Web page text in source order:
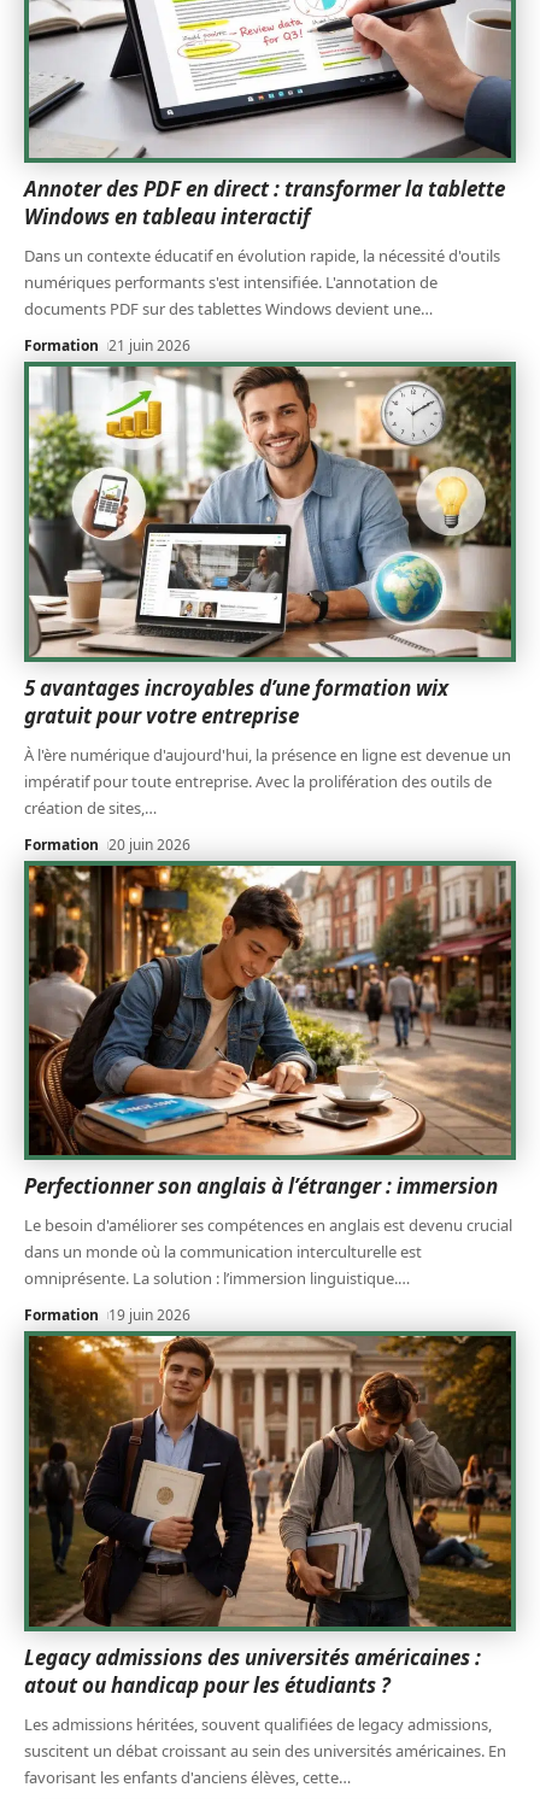
Annoter des PDF en direct : transformer la tablette
Windows en tableau interactif
Dans un contexte éducatif en évolution rapide, la nécessité d'outils
numériques performants s'est intensifiée. L'annotation de
documents PDF sur des tablettes Windows devient une…
Formation 21 juin 2026
5 avantages incroyables d’une formation wix
gratuit pour votre entreprise
À l'ère numérique d'aujourd'hui, la présence en ligne est devenue un
impératif pour toute entreprise. Avec la prolifération des outils de
création de sites, …
Formation 20 juin 2026
Perfectionner son anglais à l’étranger : immersion
Le besoin d'améliorer ses compétences en anglais est devenu crucial
dans un monde où la communication interculturelle est
omniprésente. La solution : l’immersion linguistique.…
Formation 19 juin 2026
Legacy admissions des universités américaines :
atout ou handicap pour les étudiants ?
Les admissions héritées, souvent qualifiées de legacy admissions,
suscitent un débat croissant au sein des universités américaines. En
favorisant les enfants d'anciens élèves, cette…